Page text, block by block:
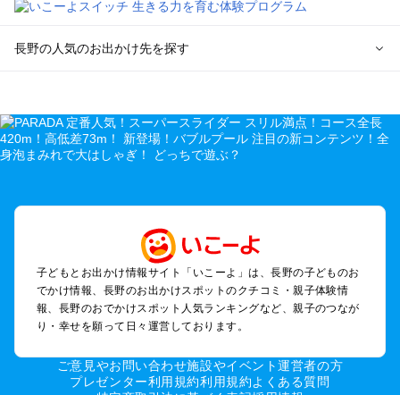
長野の人気のお出かけ先を探す
を探す
軽井沢・万座・嬬恋・北軽井沢のプールお出かけ
松本・上高地・諏訪・乗鞍・美ヶ原のプールお出かけ
伊那・駒ヶ根・飯田・昼神（伊那路）のプールお出かけ
蓼科・白樺湖・車山・女神湖・姫木平のプールお出かけ
安曇野・大町のプールお出かけ
白馬・小谷のプールお出かけ
八ヶ岳・野辺山・富士見・原村・小海線沿線のプールお出かけ
木曽路・木曽周辺のプールお出かけ
飯山・斑尾・信濃町・黒姫のプールお出かけ
千曲・戸倉上山田のプールお出かけ
子どもとお出かけ情報サイト「いこーよ」は、長野の子どものお
でかけ情報、長野のお出かけスポットのクチコミ・親子体験情
報、長野のおでかけスポット人気ランキングなど、親子のつなが
り・幸せを願って日々運営しております。
ご意見やお問い合わせ施設やイベント運営者の方
プレゼンター利用規約利用規約よくある質問